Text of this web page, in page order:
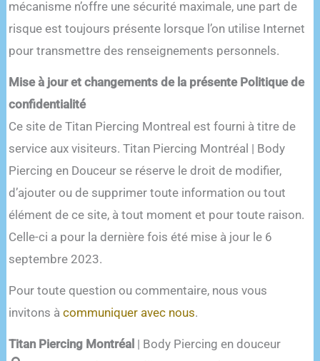
mécanisme n’offre une sécurité maximale, une part de
risque est toujours présente lorsque l’on utilise Internet
pour transmettre des renseignements personnels.
Mise à jour et changements de la présente Politique de
confidentialité
Ce site de Titan Piercing Montreal est fourni à titre de
service aux visiteurs. Titan Piercing Montréal | Body
Piercing en Douceur se réserve le droit de modifier,
d’ajouter ou de supprimer toute information ou tout
élément de ce site, à tout moment et pour toute raison.
Celle-ci a pour la dernière fois été mise à jour le 6
septembre 2023.
Pour toute question ou commentaire, nous vous
invitons àcommuniquer avec nous.
Titan Piercing Montréal | Body Piercing en douceur